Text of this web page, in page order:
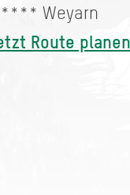
Weyarn
Route planen